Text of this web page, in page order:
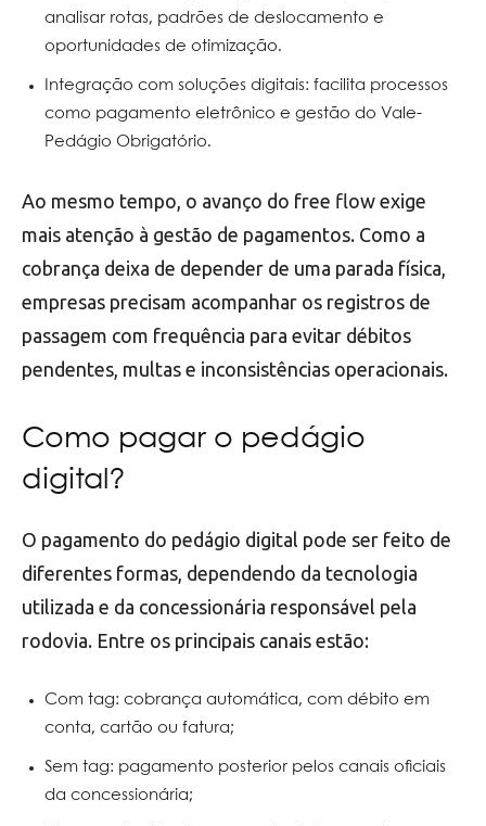
analisar rotas, padrões de deslocamento e
oportunidades de otimização.
Integração com soluções digitais: facilita processos
como pagamento eletrônico e gestão do Vale-
Pedágio Obrigatório.
Ao mesmo tempo, o avanço do free flow exige
mais atenção à gestão de pagamentos. Como a
cobrança deixa de depender de uma parada física,
empresas precisam acompanhar os registros de
passagem com frequência para evitar débitos
pendentes, multas e inconsistências operacionais.
Como pagar o pedágio
digital?
O pagamento do pedágio digital pode ser feito de
diferentes formas, dependendo da tecnologia
utilizada e da concessionária responsável pela
rodovia. Entre os principais canais estão:
Com tag: cobrança automática, com débito em
conta, cartão ou fatura;
Sem tag: pagamento posterior pelos canais oficiais
da concessionária;